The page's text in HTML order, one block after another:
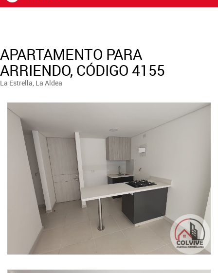
APARTAMENTO PARA
ARRIENDO, CÓDIGO 4155
La Estrella, La Aldea